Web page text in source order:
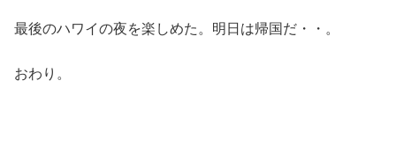
最後のハワイの夜を楽しめた。明日は帰国だ・・。
おわり。